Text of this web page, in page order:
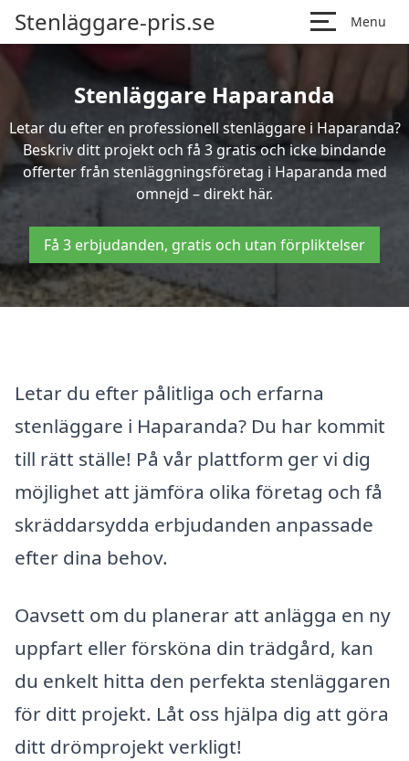
Stenläggare-pris.se Menu
Stenläggare Haparanda
Letar du efter en professionell stenläggare i Haparanda?
Beskriv ditt projekt och få 3 gratis och icke bindande
offerter från stenläggningsföretag i Haparanda med
omnejd – direkt här.
Få 3 erbjudanden, gratis och utan förpliktelser
Letar du efter pålitliga och erfarna
stenläggare i Haparanda? Du har kommit
till rätt ställe! På vår plattform ger vi dig
möjlighet att jämföra olika företag och få
skräddarsydda erbjudanden anpassade
efter dina behov.
Oavsett om du planerar att anlägga en ny
uppfart eller försköna din trädgård, kan
du enkelt hitta den perfekta stenläggaren
för ditt projekt. Låt oss hjälpa dig att göra
ditt drömprojekt verkligt!